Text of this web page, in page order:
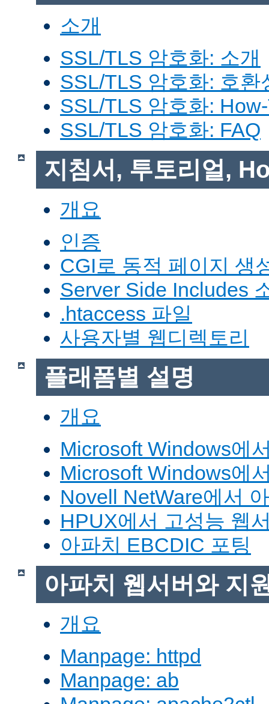
소개
SSL/TLS 암호화: 소개
SSL/TLS 암호화: 호환
SSL/TLS 암호화:
SSL/TLS 암호화: FAQ
지침서, 투토리얼,
개요
인증
CGI로 동적 페이지 생
Server Side Includes
.htaccess 파일
사용자별 웹디렉토리
플래폼별 설명
개요
Microsoft Windows에
Microsoft Windows에
Novell NetWare에서
HPUX에서 고성능 웹
아파치 EBCDIC 포팅
아파치 웹서버와 지
개요
Manpage: httpd
Manpage: ab